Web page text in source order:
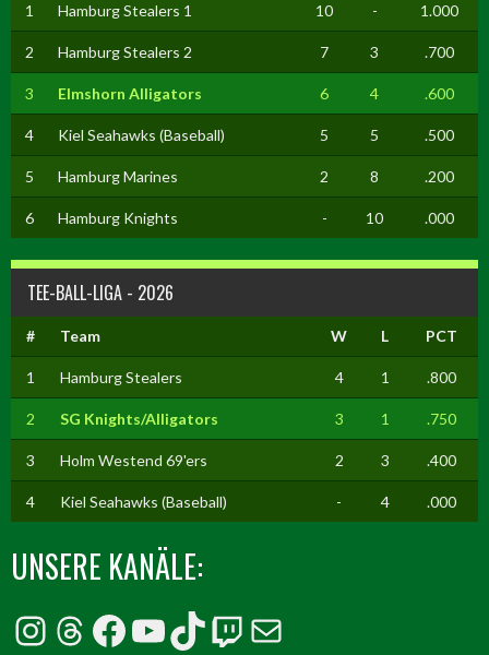
1 Hamburg Stealers 1 10 - 1.000
2 Hamburg Stealers 2 7 3 .700
3 Elmshorn Alligators 6 4 .600
4 Kiel Seahawks (Baseball) 5 5 .500
5 Hamburg Marines 2 8 .200
6 Hamburg Knights - 10 .000
TEE-BALL-LIGA - 2026
# Team W L PCT
1 Hamburg Stealers 4 1 .800
2 SG Knights/Alligators 3 1 .750
3 Holm Westend 69'ers 2 3 .400
4 Kiel Seahawks (Baseball) - 4 .000
UNSERE KANÄLE:
Instagram
Threads
Facebook
YouTube
TikTok
Twitch
E-Mail